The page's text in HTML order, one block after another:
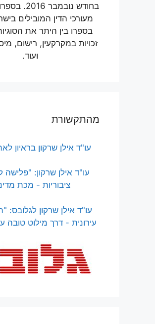
בחודש
מעורכי הדין המובילים
בספרו בין היתר את
זכויות במקרקעין, רישום,
ועוד.
מהתקשורת
עו"ד אילן שרקון בראיון
עו"ד אילן שרקון: "פלישה
ציבוריות - מכת
עו"ד אילן שרקון לגלובס:
עירונית - דרך מילוט טובה